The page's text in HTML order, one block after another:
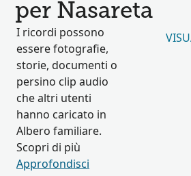
per Nasareta
I ricordi possono
essere fotografie,
storie, documenti o
persino clip audio
che altri utenti
hanno caricato in
Albero familiare.
Scopri di più
Approfondisci